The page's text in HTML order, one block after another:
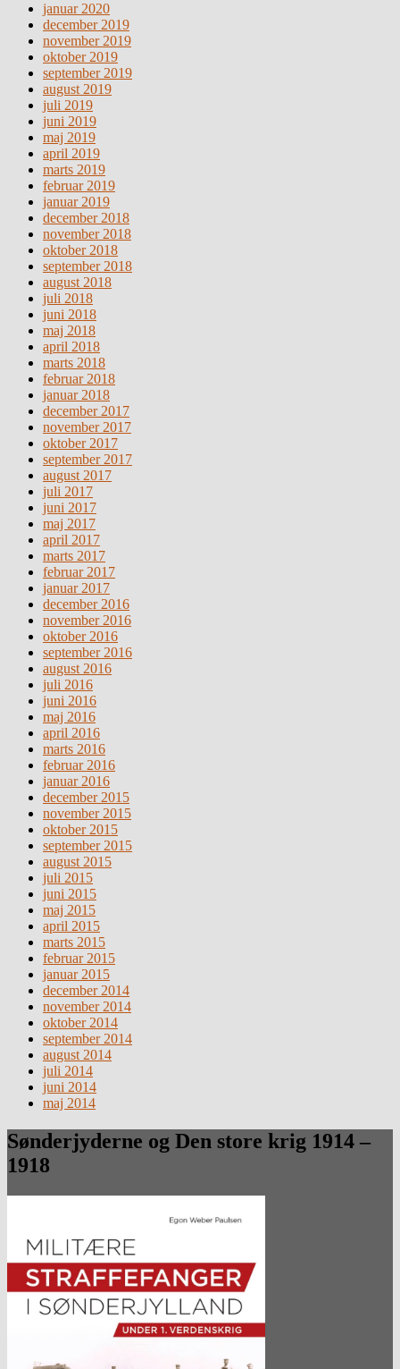
januar 2020
december 2019
november 2019
oktober 2019
september 2019
august 2019
juli 2019
juni 2019
maj 2019
april 2019
marts 2019
februar 2019
januar 2019
december 2018
november 2018
oktober 2018
september 2018
august 2018
juli 2018
juni 2018
maj 2018
april 2018
marts 2018
februar 2018
januar 2018
december 2017
november 2017
oktober 2017
september 2017
august 2017
juli 2017
juni 2017
maj 2017
april 2017
marts 2017
februar 2017
januar 2017
december 2016
november 2016
oktober 2016
september 2016
august 2016
juli 2016
juni 2016
maj 2016
april 2016
marts 2016
februar 2016
januar 2016
december 2015
november 2015
oktober 2015
september 2015
august 2015
juli 2015
juni 2015
maj 2015
april 2015
marts 2015
februar 2015
januar 2015
december 2014
november 2014
oktober 2014
september 2014
august 2014
juli 2014
juni 2014
maj 2014
Sønderjyderne og Den store krig 1914 –
1918